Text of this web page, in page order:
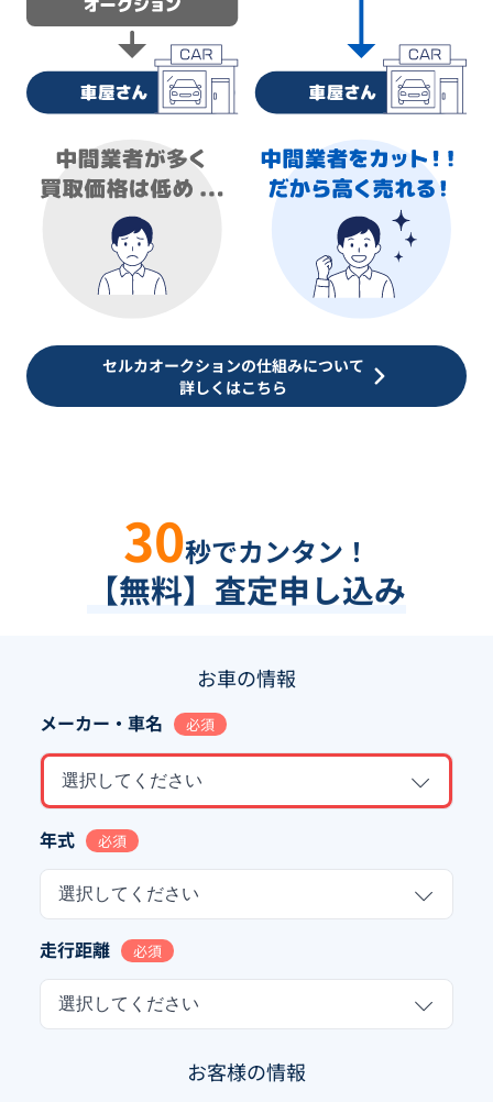
セルカオークションの仕組みについて
詳しくはこちら
30秒でカンタン！
【無料】査定申し込み
お車の情報
メーカー・車名 必須
選択してください
年式 必須
選択してください
走行距離 必須
選択してください
お客様の情報